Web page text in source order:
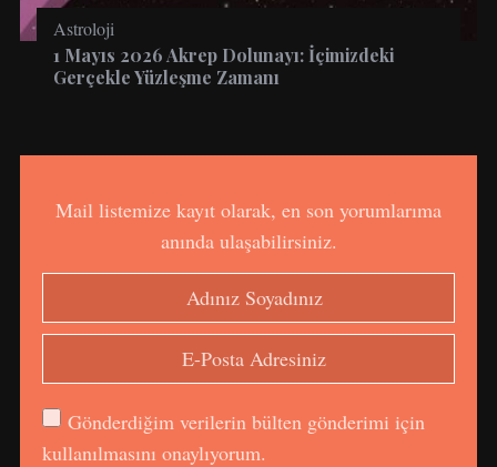
Astroloji
1 Mayıs 2026 Akrep Dolunayı: İçimizdeki
Gerçekle Yüzleşme Zamanı
Mail listemize kayıt olarak, en son yorumlarıma
anında ulaşabilirsiniz.
Gönderdiğim verilerin bülten gönderimi için
kullanılmasını onaylıyorum.